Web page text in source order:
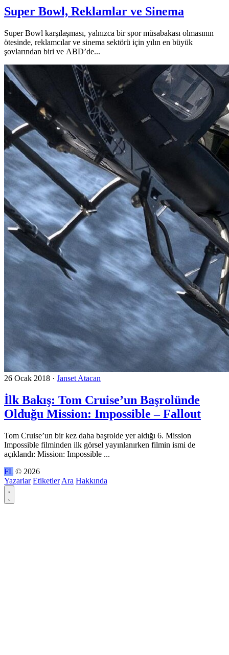
Super Bowl, Reklamlar ve Sinema
Super Bowl karşılaşması, yalnızca bir spor müsabakası olmasının
ötesinde, reklamcılar ve sinema sektörü için yılın en büyük
şovlarından biri ve ABD’de...
26 Ocak 2018 · Janset Atacan
İlk Bakış: Tom Cruise’un Başrolünde
Olduğu Mission: Impossible – Fallout
Tom Cruise’un bir kez daha başrolde yer aldığı 6. Mission
Impossible filminden ilk görsel yayınlanırken filmin ismi de
açıklandı: Mission: Impossible ...
FL © 2026
Yazarlar Etiketler Ara Hakkında